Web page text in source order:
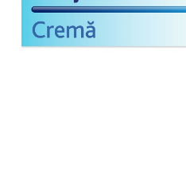
Omega 3
Par si unghii
Ingrijire par
Balsam masca si tratament